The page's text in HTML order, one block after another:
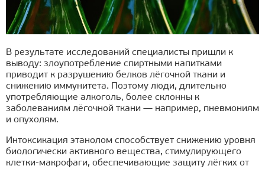
В результате исследований специалисты пришли к
выводу: злоупотребление спиртными напитками
приводит к разрушению белков лёгочной ткани и
снижению иммунитета. Поэтому люди, длительно
употребляющие алкоголь, более склонны к
заболеваниям лёгочной ткани — например, пневмониям
и опухолям.
Интоксикация этанолом способствует снижению уровня
биологически активного вещества, стимулирующего
клетки-макрофаги, обеспечивающие защиту лёгких от